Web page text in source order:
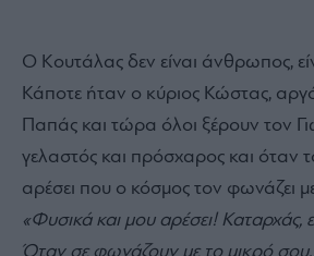
Ο Κουτάλας δεν είναι άνθρωπος,
Κάποτε ήταν ο κύριος Κώστας,
Παπάς και τώρα όλοι ξέρουν τον
γελαστός και πρόσχαρος και όταν
αρέσει που ο κόσμος τον φωνάζει
«Φυσικά και μου αρέσει! Καταρχάς,